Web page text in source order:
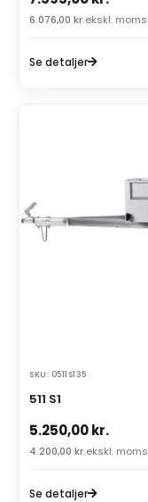
6.076,00 kr.ekskl. moms
Se detaljer
SKU: 0511S135
511 S1
5.250,00kr.
4.200,00 kr.ekskl. moms
Se detaljer